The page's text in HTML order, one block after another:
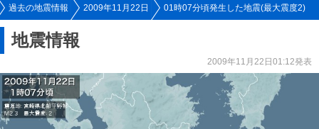
過去の地震情報 2009年11月22日 01時07分頃発生した地震(最大震度2)
地震情報
2009年11月22日01:12発表